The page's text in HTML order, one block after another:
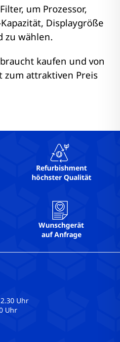
um Prozessor,
Displaygröße
zu wählen.
kaufen und von
zum attraktiven Preis
Refurbishment
höchster Qualität
Wunschgerät
auf Anfrage
Uhr
Uhr